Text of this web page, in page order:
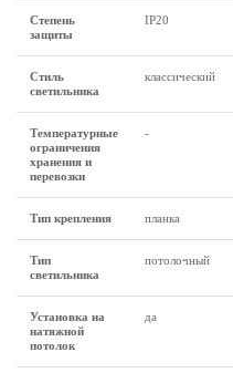
Степень
защиты
IP20
Стиль
светильника
классический
Температурные
ограничения
хранения и
перевозки
-
Тип крепления планка
Тип
светильника
потолочный
Установка на
натяжной
потолок
да